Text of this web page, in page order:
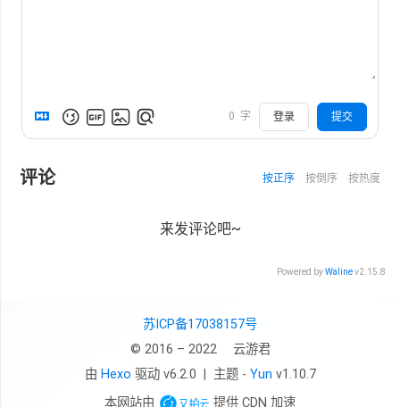
0 字 登录 提交
评论 按正序 按倒序 按热度
来发评论吧~
Powered byWalinev2.15.8
苏ICP备17038157号
© 2016 – 2022
云游君
由 Hexo 驱动 v6.2.0 主题 - Yun v1.10.7
本网站由
提供 CDN 加速